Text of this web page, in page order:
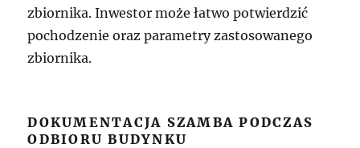
zbiornika. Inwestor może łatwo potwierdzić
pochodzenie oraz parametry zastosowanego
zbiornika.
DOKUMENTACJA SZAMBA PODCZAS
ODBIORU BUDYNKU